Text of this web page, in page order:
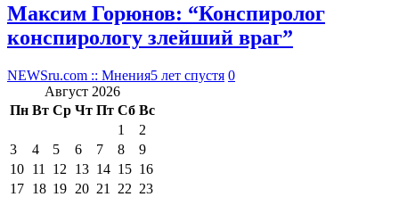
Максим Горюнов: “Конспиролог
конспирологу злейший враг”
NEWSru.com :: Мнения5 лет спустя 0
Август 2026
Пн Вт Ср Чт Пт Сб Вс
1
2
3
4 5 6 7 8
9
10 11 12 13 14 15 16
17 18 19 20 21 22 23